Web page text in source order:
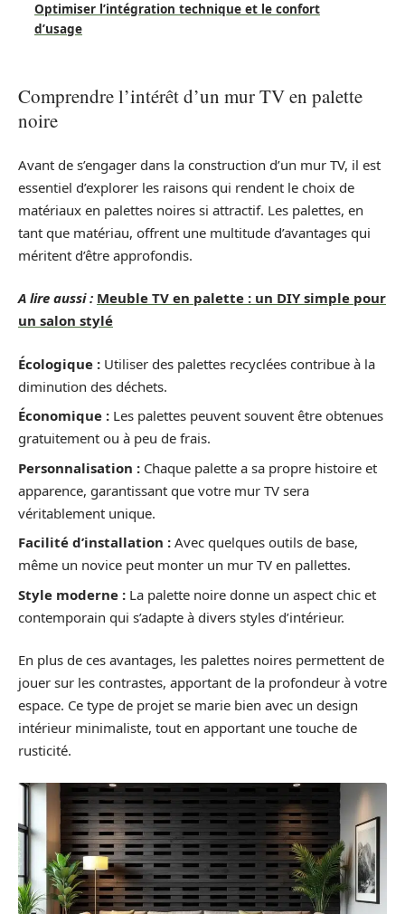
Optimiser l’intégration technique et le confort
d’usage
Comprendre l’intérêt d’un mur TV en palette
noire
Avant de s’engager dans la construction d’un mur TV, il est
essentiel d’explorer les raisons qui rendent le choix de
matériaux en palettes noires si attractif. Les palettes, en
tant que matériau, offrent une multitude d’avantages qui
méritent d’être approfondis.
A lire aussi : Meuble TV en palette : un DIY simple pour
un salon stylé
Écologique : Utiliser des palettes recyclées contribue à la
diminution des déchets.
Économique : Les palettes peuvent souvent être obtenues
gratuitement ou à peu de frais.
Personnalisation : Chaque palette a sa propre histoire et
apparence, garantissant que votre mur TV sera
véritablement unique.
Facilité d’installation : Avec quelques outils de base,
même un novice peut monter un mur TV en pallettes.
Style moderne : La palette noire donne un aspect chic et
contemporain qui s’adapte à divers styles d’intérieur.
En plus de ces avantages, les palettes noires permettent de
jouer sur les contrastes, apportant de la profondeur à votre
espace. Ce type de projet se marie bien avec un design
intérieur minimaliste, tout en apportant une touche de
rusticité.